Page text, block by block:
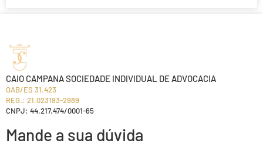
Mande a sua dúvida
CAIO CAMPANA SOCIEDADE INDIVIDUAL DE ADVOCACIA
OAB/ES 31.423
REG.: 21.023193-2989
CNPJ: 44.217.474/0001-65